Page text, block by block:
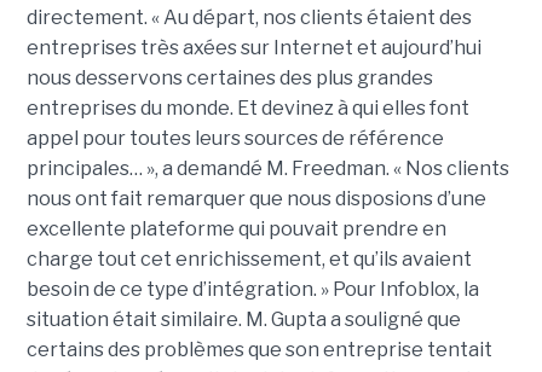
directement. « Au départ, nos clients étaient des
entreprises très axées sur Internet et aujourd’hui
nous desservons certaines des plus grandes
entreprises du monde. Et devinez à qui elles font
appel pour toutes leurs sources de référence
principales… », a demandé M. Freedman. « Nos clients
nous ont fait remarquer que nous disposions d’une
excellente plateforme qui pouvait prendre en
charge tout cet enrichissement, et qu’ils avaient
besoin de ce type d’intégration. » Pour Infoblox, la
situation était similaire. M. Gupta a souligné que
certains des problèmes que son entreprise tentait